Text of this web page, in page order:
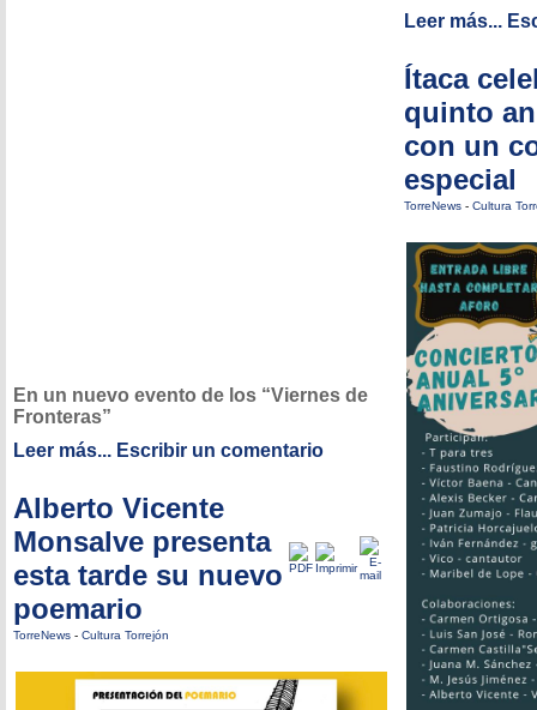
En un nuevo evento de los “Viernes de
Fronteras”
Leer más... Escribir un comentario
Alberto Vicente
Monsalve presenta
esta tarde su nuevo
poemario
TorreNews - Cultura Torrejón
Leer más...
Ítaca
quinto
con un
especial
TorreNews - Cultura